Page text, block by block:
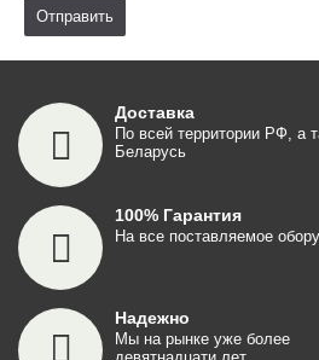
Отправить
Доставка
По всей территории РФ, а
Беларусь
100% Гарантия
На все поставляемое
Надежно
Мы на рынке уже более